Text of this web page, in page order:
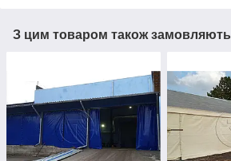
З цим товаром також замовляють